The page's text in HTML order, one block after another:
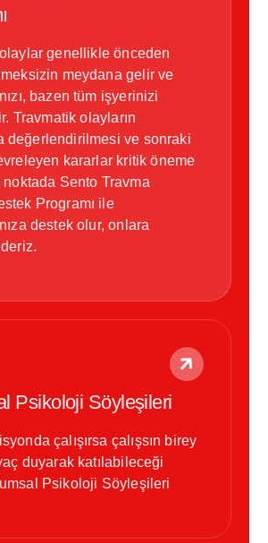
genellikle önceden
meydana gelir ve
bazen tüm işyerinizi
Travmatik olayların
değerlendirilmesi ve sonraki
kararlar kritik öneme
Sento Travma
Programı ile
destek olur, onlara
Psikoloji Söyleşileri
çalışırsa çalışsın birey
duyarak katılabileceği
Psikoloji Söyleşileri